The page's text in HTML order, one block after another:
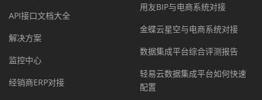
API接口文档大全
解决方案
监控中心
经销商ERP对接
用友BIP与电商系统对接
金蝶云星空与电商系统对接
数据集成平台综合评测报告
轻易云数据集成平台如何快速
配置